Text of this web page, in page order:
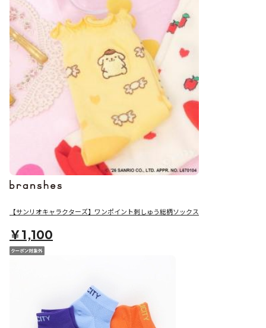
【サンリオキャラクターズ】ワンポイント刺しゅう総柄ソックス
￥1,100